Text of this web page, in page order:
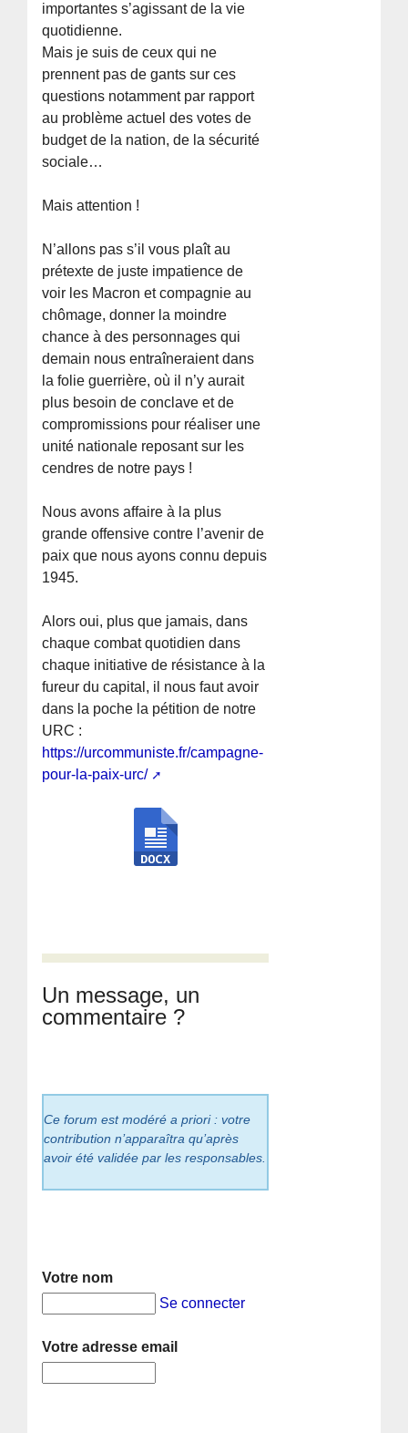
importantes s’agissant de la vie
quotidienne.
Mais je suis de ceux qui ne
prennent pas de gants sur ces
questions notamment par rapport
au problème actuel des votes de
budget de la nation, de la sécurité
sociale…
Mais attention !
N’allons pas s’il vous plaît au
prétexte de juste impatience de
voir les Macron et compagnie au
chômage, donner la moindre
chance à des personnages qui
demain nous entraîneraient dans
la folie guerrière, où il n’y aurait
plus besoin de conclave et de
compromissions pour réaliser une
unité nationale reposant sur les
cendres de notre pays !
Nous avons affaire à la plus
grande offensive contre l’avenir de
paix que nous ayons connu depuis
1945.
Alors oui, plus que jamais, dans
chaque combat quotidien dans
chaque initiative de résistance à la
fureur du capital, il nous faut avoir
dans la poche la pétition de notre
URC :
https://urcommuniste.fr/campagne-
pour-la-paix-urc/
Un message, un
commentaire ?
Ce forum est modéré a priori : votre
contribution n’apparaîtra qu’après
avoir été validée par les responsables.
Votre nom
Se connecter
Votre adresse email